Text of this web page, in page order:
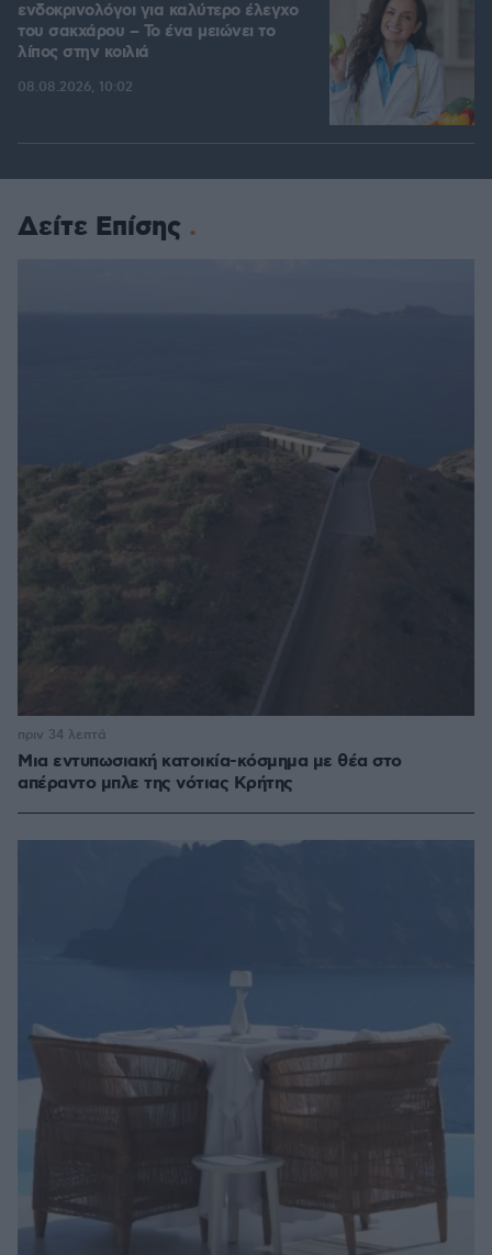
ενδοκρινολόγοι για καλύτερο έλεγχο
του σακχάρου – Το ένα μειώνει το
λίπος στην κοιλιά
08.08.2026, 10:02
Δείτε Επίσης
Μια εντυπωσιακή κατοικία-κόσμημα με θέα στο
απέραντο μπλε της νότιας Κρήτης
πριν 34 λεπτά